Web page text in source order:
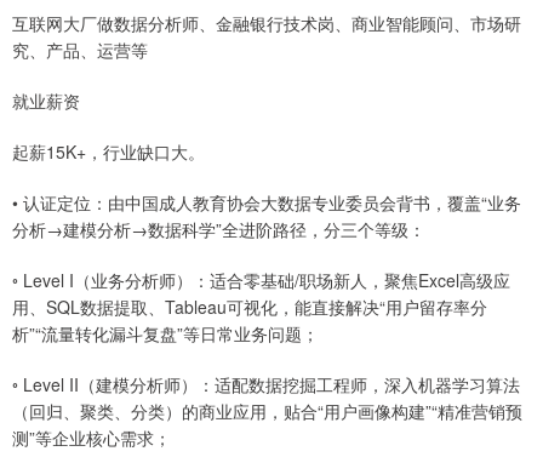
互联网大厂做数据分析师、金融银行技术岗、商业智能顾问、市场研
究、产品、运营等
就业薪资
起薪15K+，行业缺口大。
• 认证定位：由中国成人教育协会大数据专业委员会背书，覆盖“业务
分析→建模分析→数据科学”全进阶路径，分三个等级：
◦ Level I（业务分析师）：适合零基础/职场新人，聚焦Excel高级应
用、SQL数据提取、Tableau可视化，能直接解决“用户留存率分
析”“流量转化漏斗复盘”等日常业务问题；
◦ Level II（建模分析师）：适配数据挖掘工程师，深入机器学习算法
（回归、聚类、分类）的商业应用，贴合“用户画像构建”“精准营销预
测”等企业核心需求；